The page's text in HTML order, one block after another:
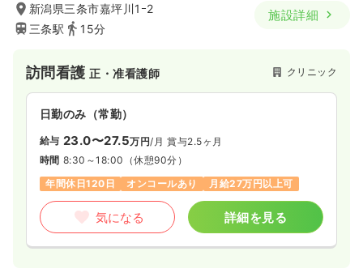
新潟県三条市嘉坪川1ｰ2
三条駅
15分
施設詳細
訪問看護正・准看護師 クリニック
日勤のみ（常勤）
給与 23.0〜27.5万円/月 賞与2.5ヶ月
時間 8:30～18:00 （休憩90分）
年間休日120日
オンコールあり 月給27万円以上可
気になる 詳細を見る